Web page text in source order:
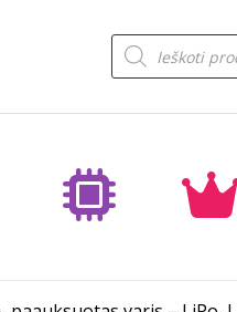
Products
search